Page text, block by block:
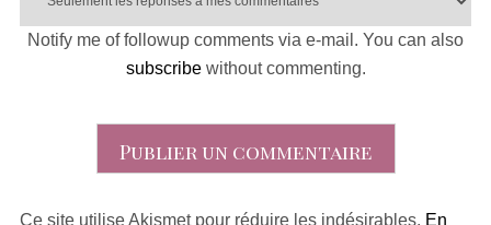
Notify me of followup comments via e-mail. You can also
subscribewithout commenting.
Ce site utilise Akismet pour réduire les indésirables. En